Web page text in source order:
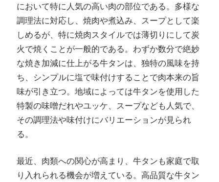
において特に人気の高い肉の部位である。多様な
調理法に対応し、焼肉や煮込み、スープとして楽
しめるが、特に焼肉スタイルでは薄切りにして炭
火で焼くことが一般的である。わずか数分で絶妙
な焼き加減に仕上がる牛タンは、独特の風味を持
ち、シンプルに塩で味付けすることで肉本来の旨
味が引き立つ。地域によっては牛タンを使用した
特製の味噌だれやユッケ、スープなども人気で、
その調理法や味付けにバリエーションが見られ
る。
最近、肉類への関心が高まり、牛タンも家庭で取
り入れられる機会が増えている。高品質な牛タン